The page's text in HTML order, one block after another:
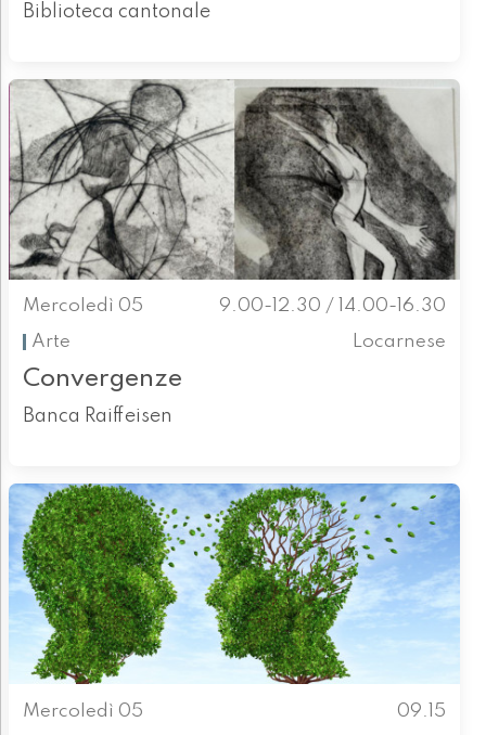
Biblioteca cantonale
Mercoledì 05
9.00-12.30 / 14.00-16.30
Arte
Locarnese
Convergenze
Banca Raiffeisen
Mercoledì 05
09.15